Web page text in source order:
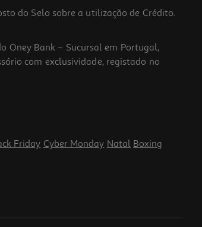
do Selo sobre a utilização de Crédito.
Oney Bank – Sucursal em Portugal,
com exclusividade, registado no
Friday Cyber Monday Natal Boxing